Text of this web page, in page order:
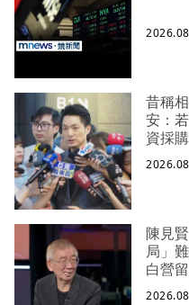
昔稱
安：
資採購
陳見
局」
白營